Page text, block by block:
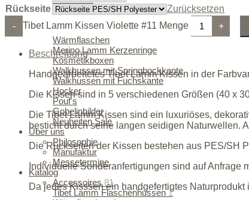
Bodenfelle
Accessoires
Tibet Lamm Flaschenhussen
Wärmflaschen
Merino Lamm Kerzenringe
Kosmetikboxen
Walkhussen mit Springbockkante
Walkhussen mit Fuchskante
Hocker
Pouf's
Gobelinbilder
Neuheiten Sale
Über uns
Philosophie
Manufaktur
Messetermine
Katalog
Accessoires81
Tibet Lamm Flaschenhussen1
Rückseite
Zurücksetzen
-
Tibet Lamm Kissen Violette #11 Menge +
Beschreibung
Handgearbeitetes Tibet Lamm Kissen in der
Die Kissen sind in 5 verschiedenen Größen (40 x
Die Tibet Lamm Kissen sind ein luxuriöses,
besticht durch seine langen seidigen Naturwellen.
Die Rückseiten der Kissen bestehen aus PES/SH
Individuelle Sonderanfertigungen sind auf Anfrage
Da jedes Kisssen ein handgefertigtes